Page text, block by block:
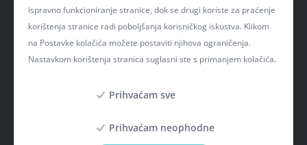
ispravno funkcioniranje stranice, dok se drugi koriste za praćenje
korištenja stranice radi poboljšanja korisničkog iskustva. Klikom
na Postavke kolačića možete postaviti njihova ograničenja.
Nastavkom korištenja stranica suglasni ste s primanjem kolačića.
Prihvaćam sve
Prihvaćam neophodne